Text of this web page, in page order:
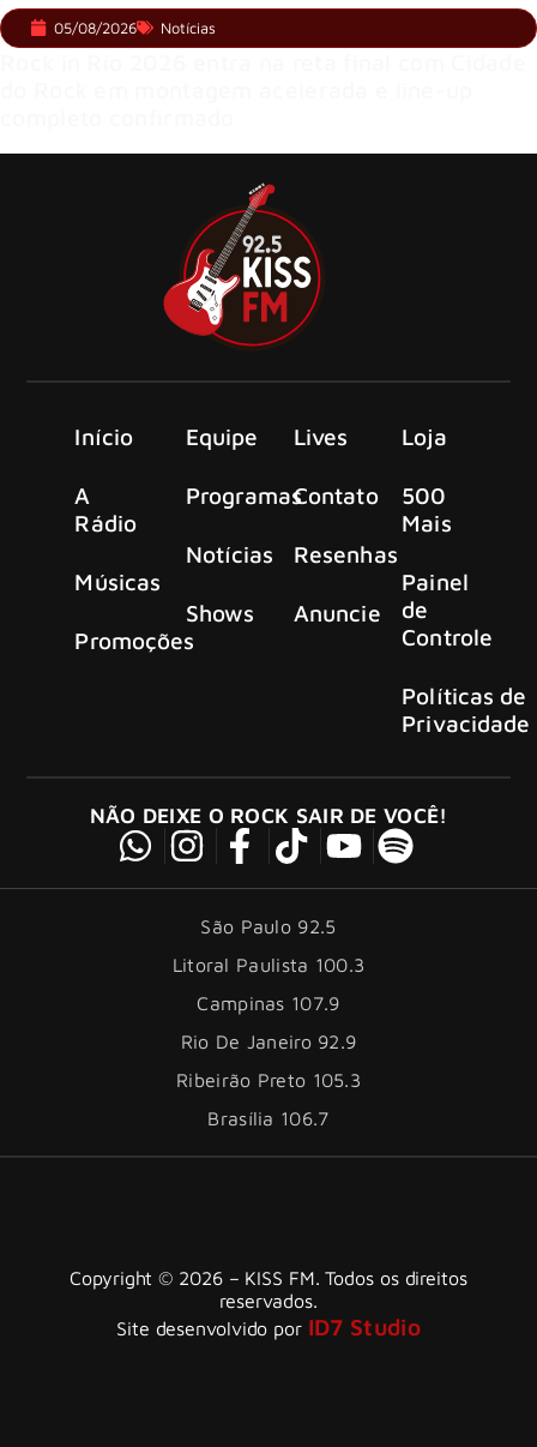
05/08/2026 Notícias
Início
A
Rádio
Músicas
Promoções
Equipe
Programas
Notícias
Shows
Lives
Contato
Resenhas
Anuncie
Loja
500
Mais
Painel
de
Controle
Políticas de
Privacidade
NÃO DEIXE O ROCK SAIR DE VOCÊ!
São Paulo 92.5
Litoral Paulista 100.3
Campinas 107.9
Rio De Janeiro 92.9
Ribeirão Preto 105.3
Brasília 106.7
Copyright © 2026 – KISS FM. Todos os direitos
reservados.
Site desenvolvido por ID7 Studio